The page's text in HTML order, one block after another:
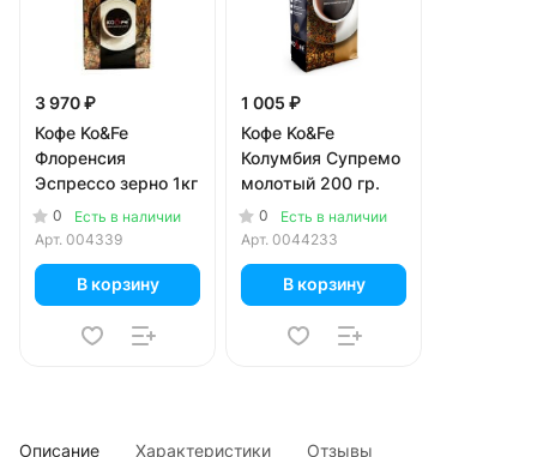
3 970 ₽
Кофе Ko&Fe
Флоренсия
Эспрессо зерно 1кг
0
Есть в наличии
Арт. 004339
В корзину
1 005 ₽
Кофе Ko&Fe
Колумбия Супремо
молотый 200 гр.
0
Есть в наличии
Арт. 0044233
В корзину
Описание Характеристики Отзывы